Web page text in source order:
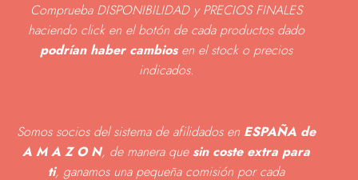
Comprueba DISPONIBILIDAD y PRECIOS FINALES
haciendo click en el botón de cada productos dado
podrían haber cambiosen el stock o precios
indicados.
Somos socios del sistema de afilidados en ESPAÑA de
A M A Z O N, de manera que sin coste extra para
ti, ganamos una pequeña comisión por cada